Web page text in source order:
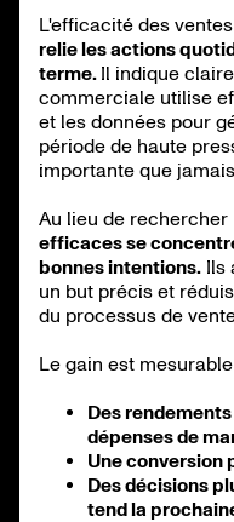
L'efficacité des
relie les actions
terme. Il indique
commerciale utilise
et les données pour
période de haute
importante que
Au lieu de rechercher
efficaces se
bonnes intentions. Ils
un but précis et
du processus de
Le gain est
Des
dépenses de
Une conversion
Des décisions
tend la